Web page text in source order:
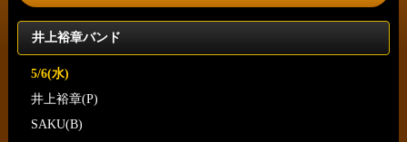
井上裕章バンド
5/6(水)
井上裕章(P)
SAKU(B)